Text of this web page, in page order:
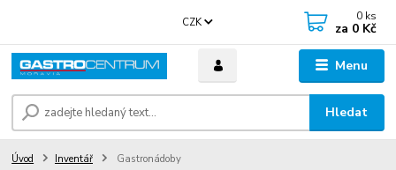
Menu
CZK
Hledat
0 ks
za 0 Kč
Úvod Inventář Gastronádoby